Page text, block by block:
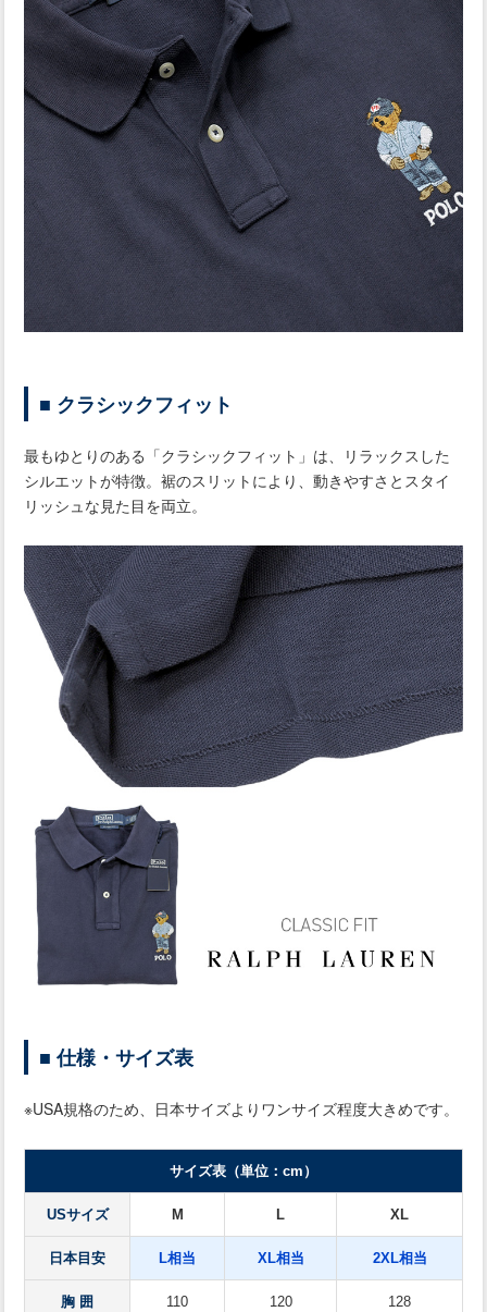
■ クラシックフィット
最もゆとりのある「クラシックフィット」は、リラックスした
シルエットが特徴。裾のスリットにより、動きやすさとスタイ
リッシュな見た目を両立。
■ 仕様・サイズ表
※USA規格のため、日本サイズよりワンサイズ程度大きめです。
サイズ表（単位：cm）
USサイズ M L XL
日本目安 L相当 XL相当 2XL相当
胸 囲 110 120 128